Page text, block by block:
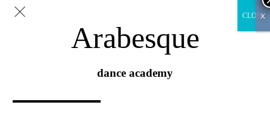
Arabesque
dance academy
CLOSE
x